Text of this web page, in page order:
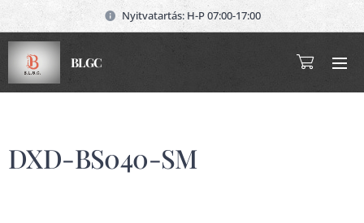
Nyitvatartás: H-P 07:00-17:00
BLGC
DXD-BS040-SM